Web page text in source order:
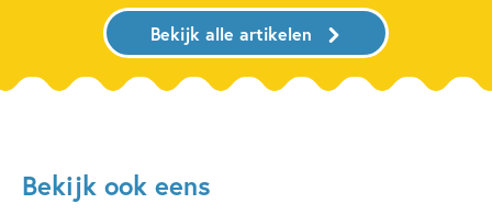
Bekijk alle artikelen
Bekijk ook eens